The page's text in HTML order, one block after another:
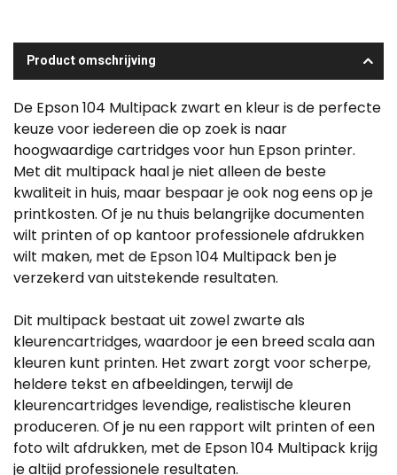
Product omschrijving
De Epson 104 Multipack zwart en kleur is de perfecte
keuze voor iedereen die op zoek is naar
hoogwaardige cartridges voor hun Epson printer.
Met dit multipack haal je niet alleen de beste
kwaliteit in huis, maar bespaar je ook nog eens op je
printkosten. Of je nu thuis belangrijke documenten
wilt printen of op kantoor professionele afdrukken
wilt maken, met de Epson 104 Multipack ben je
verzekerd van uitstekende resultaten.
Dit multipack bestaat uit zowel zwarte als
kleurencartridges, waardoor je een breed scala aan
kleuren kunt printen. Het zwart zorgt voor scherpe,
heldere tekst en afbeeldingen, terwijl de
kleurencartridges levendige, realistische kleuren
produceren. Of je nu een rapport wilt printen of een
foto wilt afdrukken, met de Epson 104 Multipack krijg
je altijd professionele resultaten.